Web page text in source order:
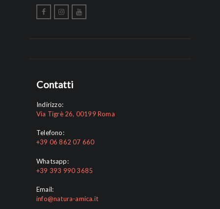
Contatti
Indirizzo:
Via Tigrè 26, 00199 Roma
Telefono:
+39 06 862 07 660
Whatsapp:
+39 393 990 3685
Email:
info@natura-amica.it